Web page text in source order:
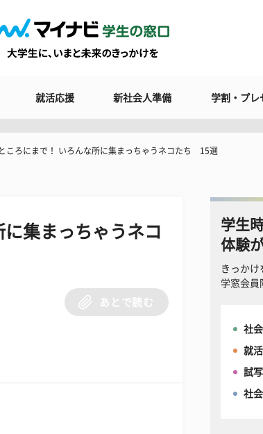
就活応援 新社会人準備 学割・プレ
ころにまで！ いろんな所に集まっちゃうネコたち 15選
集まっちゃうネコ
あとで読む
学生
体験
きっかけ
学窓会員
社
就
試
社